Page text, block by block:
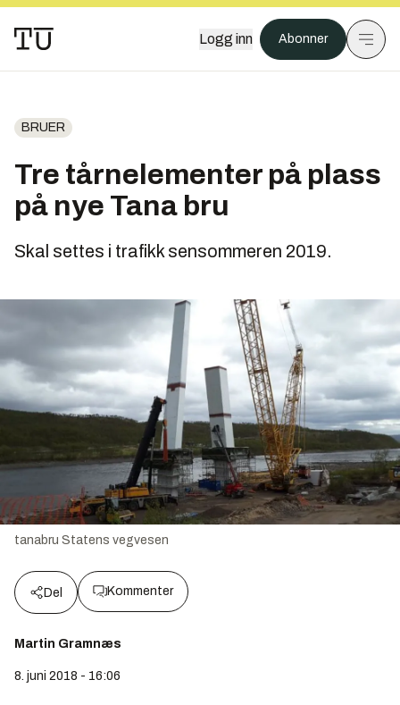
Logg inn Abonner
BRUER
Tre tårnelementer på plass
på nye Tana bru
Skal settes i trafikk sensommeren 2019.
tanabru Statens vegvesen
Del Kommenter
Martin Gramnæs
8. juni 2018 - 16:06